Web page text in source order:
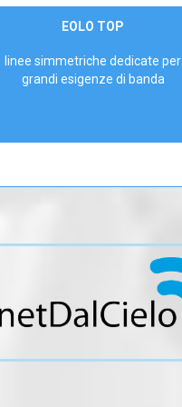
ContattaciEOLO TOP
linee simmetriche dedicate per
grandi esigenze di banda